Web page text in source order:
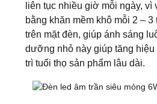
Gian
Khám Phá Nhu Cầu Ánh
Đích Sử Dụng Không Gian
Phòng Khách: Đây là không
cần một lượng ánh sáng ấm